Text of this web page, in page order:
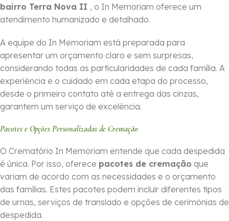
bairro Terra Nova II , o In Memoriam oferece um
atendimento humanizado e detalhado.
A equipe do In Memoriam está preparada para
apresentar um orçamento claro e sem surpresas,
considerando todas as particularidades de cada família. A
experiência e o cuidado em cada etapa do processo,
desde o primeiro contato até a entrega das cinzas,
garantem um serviço de excelência.
Pacotes e Opções Personalizadas de Cremação
O Crematório In Memoriam entende que cada despedida
é única. Por isso, oferece pacotes de cremação que
variam de acordo com as necessidades e o orçamento
das famílias. Estes pacotes podem incluir diferentes tipos
de urnas, serviços de translado e opções de cerimônias de
despedida.